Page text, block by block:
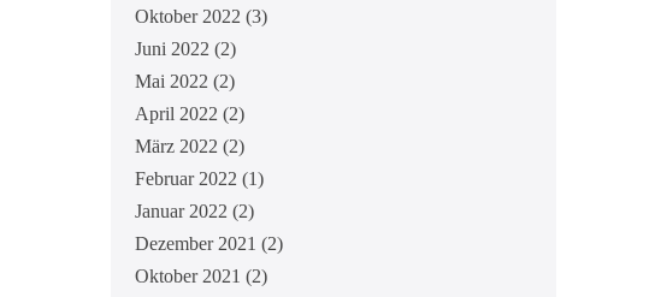
Oktober 2022 (3)
Juni 2022 (2)
Mai 2022 (2)
April 2022 (2)
März 2022 (2)
Februar 2022 (1)
Januar 2022 (2)
Dezember 2021 (2)
Oktober 2021 (2)